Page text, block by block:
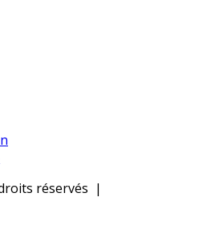
réservés |